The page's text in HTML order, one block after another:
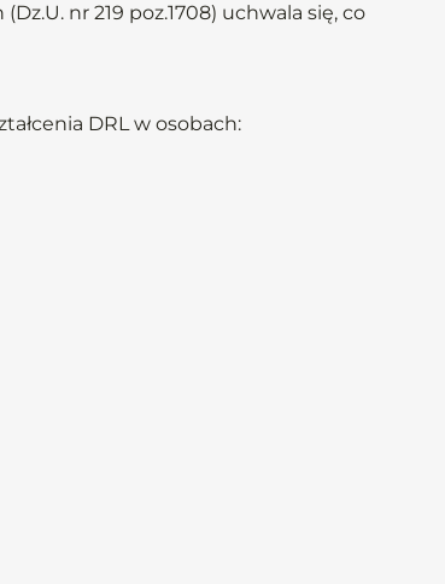
nr 219 poz.1708) uchwala się, co
DRL w osobach: